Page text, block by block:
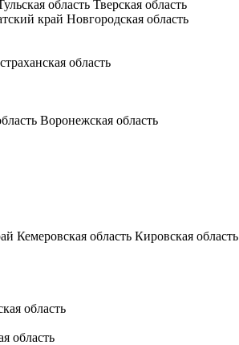
область Тверская область
край Новгородская область
область
Воронежская область
Кемеровская область Кировская область
область
область